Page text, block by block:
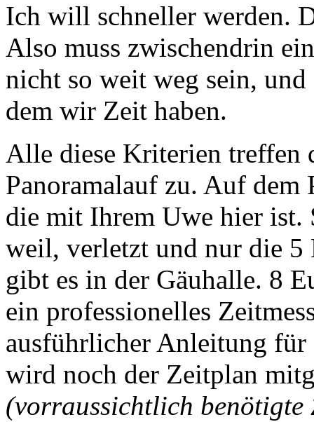
Ich will schneller werden.
Also muss zwischendrin
nicht so weit weg sein,
dem wir Zeit haben.
Alle diese Kriterien treffen
Panoramalauf zu. Auf
die mit Ihrem Uwe hier ist.
weil, verletzt und nur die
gibt es in der Gäuhalle. 8
ein professionelles
ausführlicher Anleitung für
wird noch der Zeitplan
(vorraussichtlich